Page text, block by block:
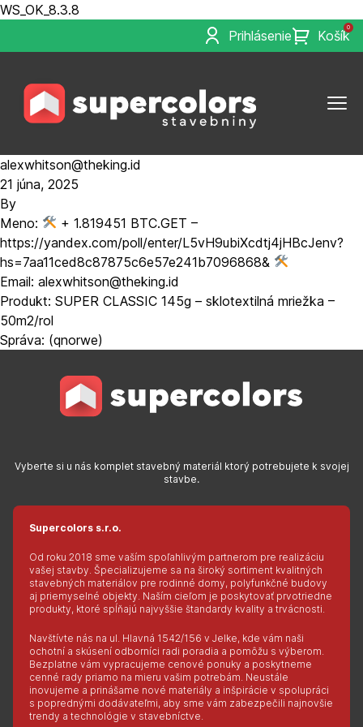
WS_OK_8.3.8
Prihlásenie
0
Košík
alexwhitson@theking.id
21 júna, 2025
By
Meno:
+ 1.819451 BTC.GET –
https://yandex.com/poll/enter/L5vH9ubiXcdtj4jHBcJenv?
hs=7aa11ced8c87875c6e57e241b7096868&
Email: alexwhitson@theking.id
Produkt: SUPER CLASSIC 145g – sklotextilná mriežka –
50m2/rol
Správa: (qnorwe)
Vyberte si u nás komplet stavebný materiál ktorý potrebujete k svojej
stavbe.
Supercolors s.r.o.
Od roku 2018 sme vaším spoľahlivým partnerom pre realizáciu
vašej stavby. Špecializujeme sa na široký sortiment kvalitných
stavebných materiálov pre rodinné domy, polyfunkčné budovy
aj priemyselné objekty. Naším cieľom je poskytovať prvotriedne
produkty, ktoré spĺňajú najvyššie štandardy kvality a trvácnosti.
Navštívte nás na ul. Hlavná 1542/156 v Jelke, kde vám naši
ochotní a skúsení odborníci radi poradia a pomôžu s výberom.
Bezplatne vám vypracujeme cenové ponuky a poskytneme
cenné rady priamo na mieru vašim potrebám. Neustále
inovujeme a prinášame nové materiály a inšpirácie v spolupráci
s poprednými dodávateľmi, aby sme vám zabezpečili najnovšie
trendy a technológie v stavebníctve.